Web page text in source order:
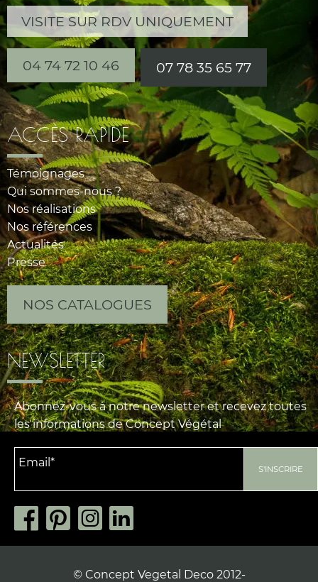
VISITE SUR RDV UNIQUEMENT
04 74 72 10 46 07 78 35 65 77
ACCÈS RAPIDE
Témoignages
Qui sommes-nous ?
Nos réalisations
Nos références
Actualités
Presse
NOS CATALOGUES
NEWSLETTER
Abonnez-vous à notre newsletter et recevez toutes
les informations de Concept Végétal
© Concept Vegetal Deco 2012-